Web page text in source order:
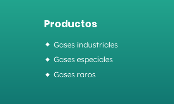
Productos
Gases industriales
Gases especiales
Gases raros